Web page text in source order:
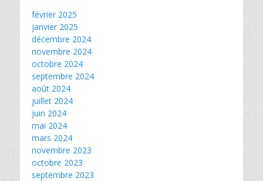
février 2025
janvier 2025
décembre 2024
novembre 2024
octobre 2024
septembre 2024
août 2024
juillet 2024
juin 2024
mai 2024
mars 2024
novembre 2023
octobre 2023
septembre 2023